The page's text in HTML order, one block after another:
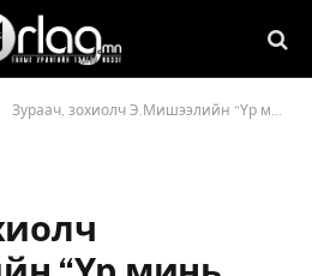
Зураач, зохиолч Э.Мишээлийн “Үр минь чамайг хүлээж байна” ном “Улаанбаатар грант” хүртэв